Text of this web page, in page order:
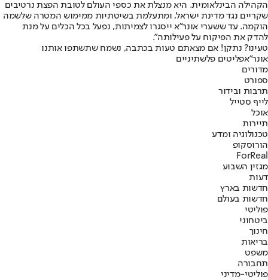
הקהילה הבינלאומית. היא מנצלת את כספי העולם לטובת הפצת נרטיבים
שקריים נגד מדינת ישראל, ומתעלמת בשיטתיות ממימוש המטרה שלשמה
הוקמה. עד ששערי אונר"א ייסגרו לצמיתות, נפעל בכל הכלים על מנת
להדק את הפיקוח על פעילותה".
טעינו? נתקן! אם מצאתם טעות בכתבה, נשמח שתשתפו אותנו
אונר"אפליטים פלשתיניים
מדורים
ספורט
תרבות ובידור
לייף סטייל
אוכל
תיירות
טכנולוגיה ומדע
הורוסקופ
ForReal
מגזין השבוע
דעות
חדשות בארץ
חדשות בעולם
פוליטי
ביטחוני
חינוך
בריאות
משפט
תחבורה
פוליטי-מדיני